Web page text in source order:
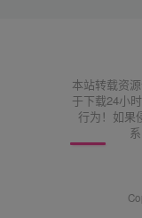
本站转载资
于下载24小
行为！如果